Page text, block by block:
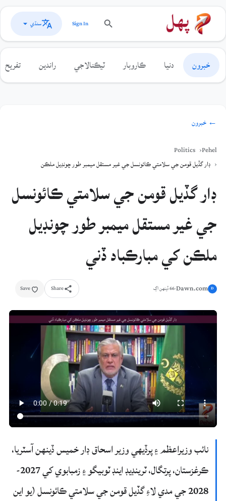
Sign In سنڌي
خبرون دنيا ڪاروبار ٽيڪنالاجي راندين تفريح
← خبرون
Pehel
Politics
ڊار گڏيل قومن جي سلامتي ڪائونسل جي غير مستقل ميمبر طور چونڊيل ملڪن کي مبارڪباد ڏني
ڊار گڏيل قومن جي سلامتي ڪائونسل
جي غير مستقل ميمبر طور چونڊيل
ملڪن کي مبارڪباد ڏني
D
Dawn.com
·66 ڏينهن اڳ Share
Save
نائب وزيراعظم ۽ پرڏيهي وزير اسحاق ڊار خميس ڏينهن آسٽريا،
ڪرغزستان، پرتگال، ٽرينڊيڊ اينڊ ٽوبيگو ۽ زمبابوي کي 2027-
2028 جي مدي لاءِ گڏيل قومن جي سلامتي ڪائونسل (يو اين